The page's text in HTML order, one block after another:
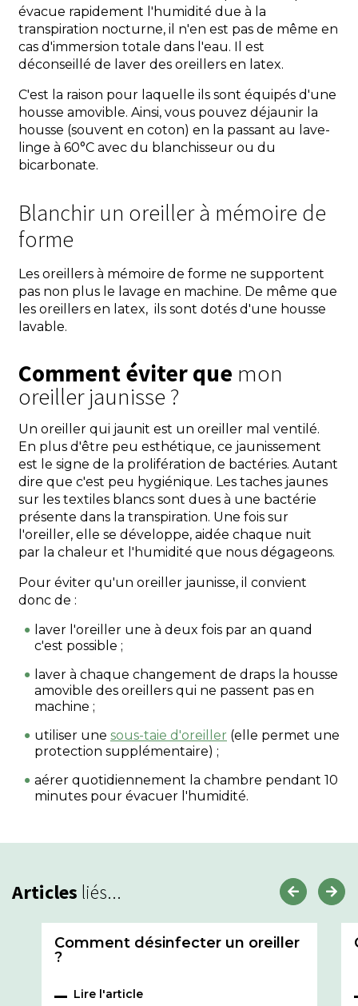
évacue rapidement l'humidité due à la
transpiration nocturne, il n'en est pas de même en
cas d'immersion totale dans l'eau. Il est
déconseillé de laver des oreillers en latex.
C'est la raison pour laquelle ils sont équipés d'une
housse amovible. Ainsi, vous pouvez déjaunir la
housse (souvent en coton) en la passant au lave-
linge à 60°C avec du blanchisseur ou du
bicarbonate.
Blanchir un oreiller à mémoire de
forme
Les oreillers à mémoire de forme ne supportent
pas non plus le lavage en machine. De même que
les oreillers en latex, ils sont dotés d'une housse
lavable.
Comment éviter que mon
oreiller jaunisse ?
Un oreiller qui jaunit est un oreiller mal ventilé.
En plus d'être peu esthétique, ce jaunissement
est le signe de la prolifération de bactéries. Autant
dire que c'est peu hygiénique. Les taches jaunes
sur les textiles blancs sont dues à une bactérie
présente dans la transpiration. Une fois sur
l'oreiller, elle se développe, aidée chaque nuit
par la chaleur et l'humidité que nous dégageons.
Pour éviter qu'un oreiller jaunisse, il convient
donc de :
laver l'oreiller une à deux fois par an quand
c'est possible ;
laver à chaque changement de draps la housse
amovible des oreillers qui ne passent pas en
machine ;
utiliser une sous-taie d'oreiller (elle permet une
protection supplémentaire) ;
aérer quotidiennement la chambre pendant 10
minutes pour évacuer l'humidité.
Articles liés...
Comment désinfecter un oreiller
?
Lire l'article